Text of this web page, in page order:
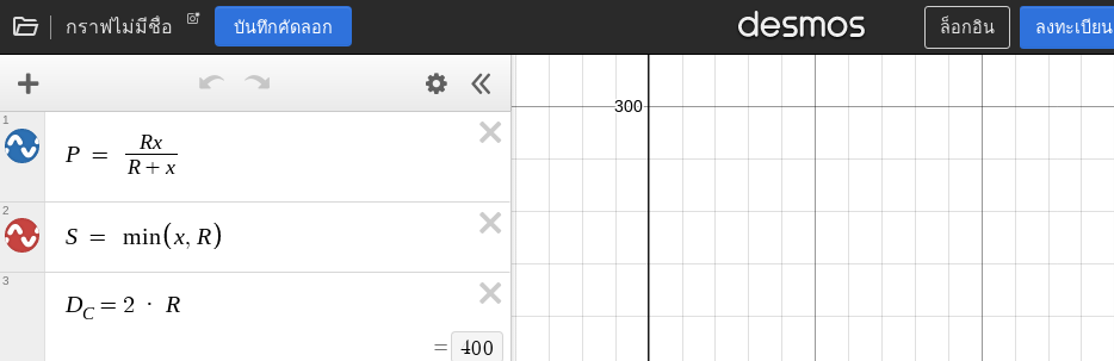
กราฟไม่มีชื่อ บันทึกคัดลอก ล็อกอิน ลงทะเบียน
P =
Rx
R + x
1
S = min x, R
2
DC = 2 · R
= 400
3